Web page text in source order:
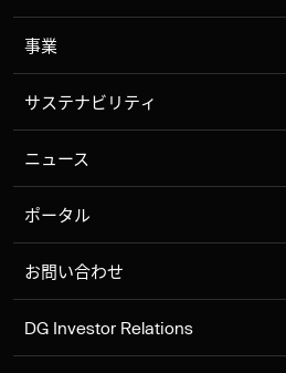
事業
サステナビリティ
ニュース
ポータル
お問い合わせ
DG Investor Relations